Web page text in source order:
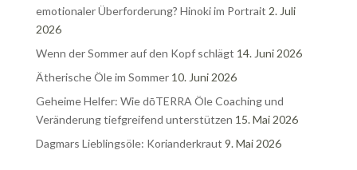
emotionaler Überforderung? Hinoki im Portrait 2. Juli
2026
Wenn der Sommer auf den Kopf schlägt 14. Juni 2026
Ätherische Öle im Sommer 10. Juni 2026
Geheime Helfer: Wie dōTERRA Öle Coaching und
Veränderung tiefgreifend unterstützen 15. Mai 2026
Dagmars Lieblingsöle: Korianderkraut 9. Mai 2026